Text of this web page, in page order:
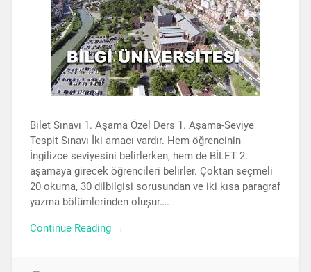
Bilet Sınavı 1. Aşama Özel Ders 1. Aşama-Seviye
Tespit Sınavı İki amacı vardır. Hem öğrencinin
İngilizce seviyesini belirlerken, hem de BİLET 2.
aşamaya girecek öğrencileri belirler. Çoktan seçmeli
20 okuma, 30 dilbilgisi sorusundan ve iki kısa paragraf
yazma bölümlerinden oluşur….
Continue Reading →